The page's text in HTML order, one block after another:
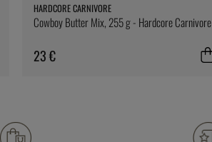
HARDCORE CARNIVORE
Cowboy Butter Mix, 255 g - Hardcore Carnivore
23 €